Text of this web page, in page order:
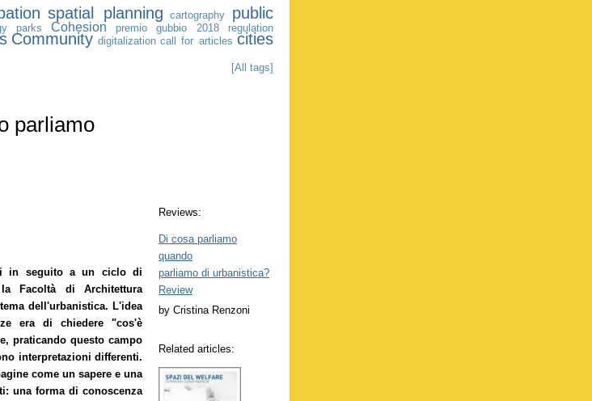
spatial planning cartography public
parks Cohesion premio gubbio 2018 regulation
Community digitalization call for articles cities
[All tags]
parliamo
in seguito a un ciclo di
Facoltà di Architettura
dell'urbanistica. L'idea
era di chiedere "cos'è
praticando questo campo
interpretazioni differenti.
come un sapere e una
una forma di conoscenza
Reviews:
Di cosa parliamo
quando
parliamo di urbanistica?
Review
by Cristina Renzoni
Related articles: